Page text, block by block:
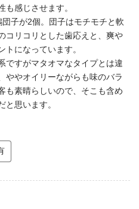
も感じさせます。
子が2個。団子はモチモチと軟
コリコリとした歯応えと、爽や
になっています。
ですがマタオマなタイプとは違
ややオイリーながらも味のバラ
も素晴らしいので、そこも含め
と思います。